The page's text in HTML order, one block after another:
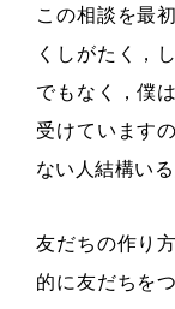
この相談を最
くしがたく，
でもなく，僕
受けています
ない人結構い
友だちの作り
的に友だちを